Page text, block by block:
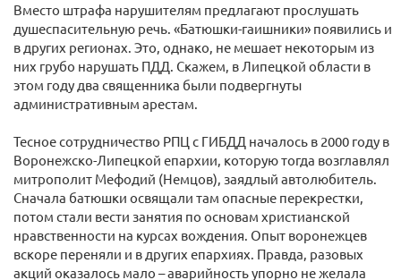
Вместо штрафа нарушителям предлагают прослушать
душеспасительную речь. «Батюшки-гаишники» появились и
в других регионах. Это, однако, не мешает некоторым из
них грубо нарушать ПДД. Скажем, в Липецкой области в
этом году два священника были подвергнуты
административным арестам.
Тесное сотрудничество РПЦ с ГИБДД началось в 2000 году в
Воронежско-Липецкой епархии, которую тогда возглавлял
митрополит Мефодий (Немцов), заядлый автолюбитель.
Сначала батюшки освящали там опасные перекрестки,
потом стали вести занятия по основам христианской
нравственности на курсах вождения. Опыт воронежцев
вскоре переняли и в других епархиях. Правда, разовых
акций оказалось мало – аварийность упорно не желала